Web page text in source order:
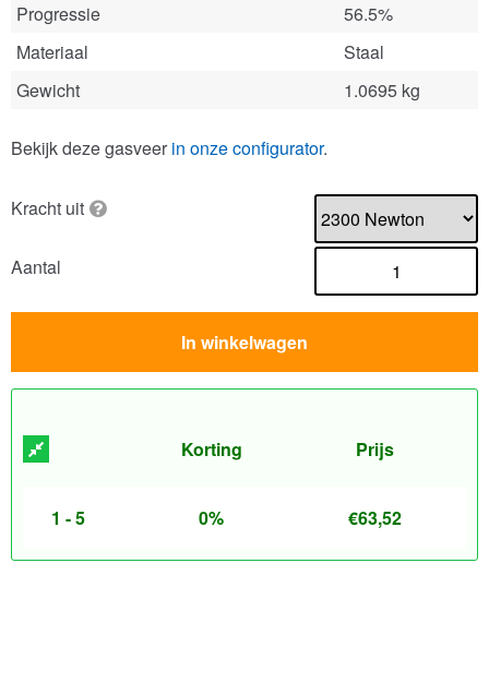
Progressie
56.5%
Materiaal
Staal
Gewicht
1.0695 kg
Bekijk deze gasveer in onze configurator.
Kracht uit
Aantal
In winkelwagen
Korting Prijs
1 - 5 0% €63,52